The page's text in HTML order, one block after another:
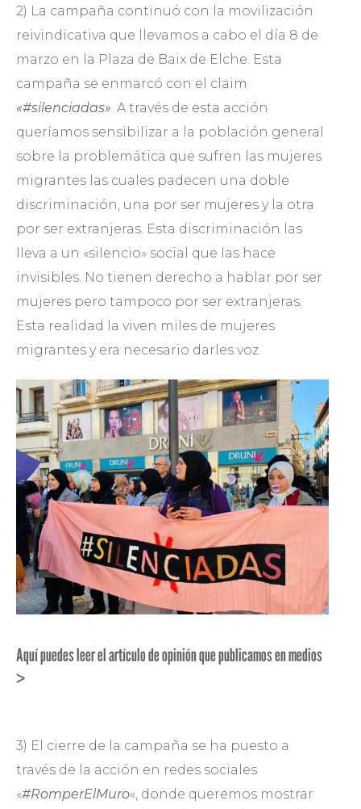
2) La campaña continuó con la movilización
reivindicativa que llevamos a cabo el día 8 de
marzo en la Plaza de Baix de Elche. Esta
campaña se enmarcó con el claim
«#silenciadas» . A través de esta acción
queríamos sensibilizar a la población general
sobre la problemática que sufren las mujeres
migrantes las cuales padecen una doble
discriminación, una por ser mujeres y la otra
por ser extranjeras. Esta discriminación las
lleva a un «silencio» social que las hace
invisibles. No tienen derecho a hablar por ser
mujeres pero tampoco por ser extranjeras.
Esta realidad la viven miles de mujeres
migrantes y era necesario darles voz.
Aquí puedes leer el artículo de opinión que publicamos en medios
>
3) El cierre de la campaña se ha puesto a
través de la acción en redes sociales
«#RomperElMuro«, donde queremos mostrar